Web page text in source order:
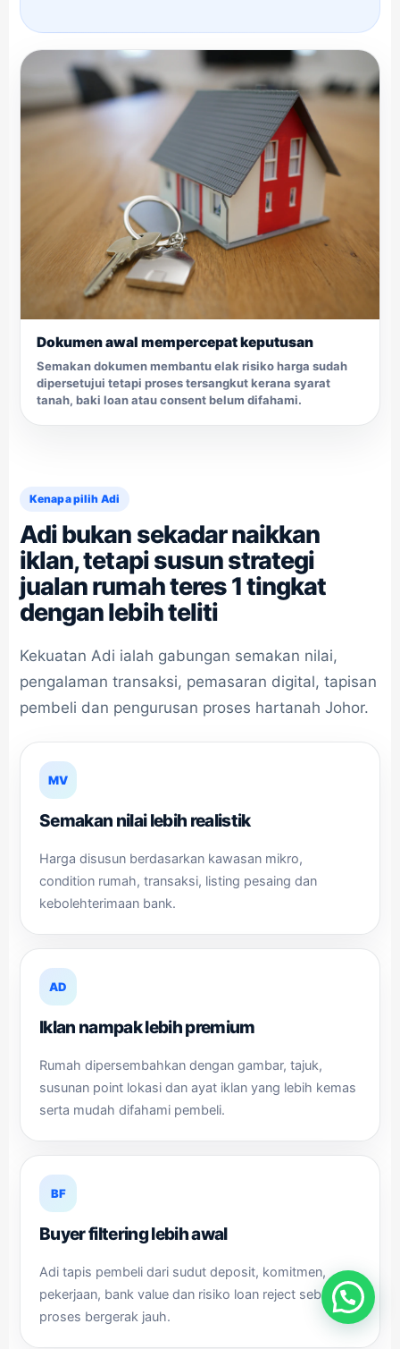
Dokumen awal mempercepat keputusan
Semakan dokumen membantu elak risiko harga sudah
dipersetujui tetapi proses tersangkut kerana syarat
tanah, baki loan atau consent belum difahami.
Kenapa pilih Adi
Adi bukan sekadar naikkan
iklan, tetapi susun strategi
jualan rumah teres 1 tingkat
dengan lebih teliti
Kekuatan Adi ialah gabungan semakan nilai,
pengalaman transaksi, pemasaran digital, tapisan
pembeli dan pengurusan proses hartanah Johor.
MV
Semakan nilai lebih realistik
Harga disusun berdasarkan kawasan mikro,
condition rumah, transaksi, listing pesaing dan
kebolehterimaan bank.
AD
Iklan nampak lebih premium
Rumah dipersembahkan dengan gambar, tajuk,
susunan point lokasi dan ayat iklan yang lebih kemas
serta mudah difahami pembeli.
BF
Buyer filtering lebih awal
Adi tapis pembeli dari sudut deposit, komitmen,
pekerjaan, bank value dan risiko loan reject sebelum
proses bergerak jauh.